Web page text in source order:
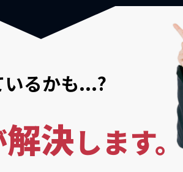
いるかも...?
解決します。